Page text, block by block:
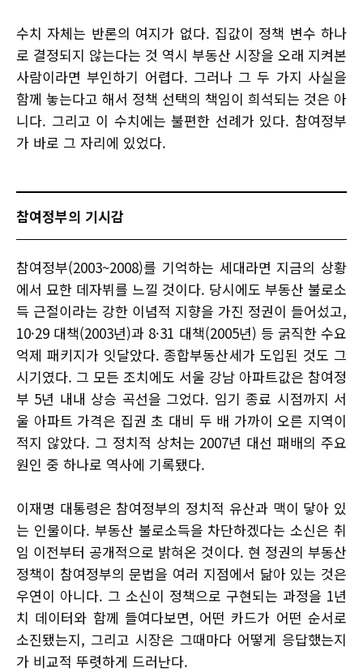
수치 자체는 반론의 여지가 없다. 집값이 정책 변수 하나
로 결정되지 않는다는 것 역시 부동산 시장을 오래 지켜본
사람이라면 부인하기 어렵다. 그러나 그 두 가지 사실을
함께 놓는다고 해서 정책 선택의 책임이 희석되는 것은 아
니다. 그리고 이 수치에는 불편한 선례가 있다. 참여정부
가 바로 그 자리에 있었다.
참여정부의 기시감
참여정부(2003~2008)를 기억하는 세대라면 지금의 상황
에서 묘한 데자뷔를 느낄 것이다. 당시에도 부동산 불로소
득 근절이라는 강한 이념적 지향을 가진 정권이 들어섰고,
10·29 대책(2003년)과 8·31 대책(2005년) 등 굵직한 수요
억제 패키지가 잇달았다. 종합부동산세가 도입된 것도 그
시기였다. 그 모든 조치에도 서울 강남 아파트값은 참여정
부 5년 내내 상승 곡선을 그었다. 임기 종료 시점까지 서
울 아파트 가격은 집권 초 대비 두 배 가까이 오른 지역이
적지 않았다. 그 정치적 상처는 2007년 대선 패배의 주요
원인 중 하나로 역사에 기록됐다.
이재명 대통령은 참여정부의 정치적 유산과 맥이 닿아 있
는 인물이다. 부동산 불로소득을 차단하겠다는 소신은 취
임 이전부터 공개적으로 밝혀온 것이다. 현 정권의 부동산
정책이 참여정부의 문법을 여러 지점에서 닮아 있는 것은
우연이 아니다. 그 소신이 정책으로 구현되는 과정을 1년
치 데이터와 함께 들여다보면, 어떤 카드가 어떤 순서로
소진됐는지, 그리고 시장은 그때마다 어떻게 응답했는지
가 비교적 뚜렷하게 드러난다.